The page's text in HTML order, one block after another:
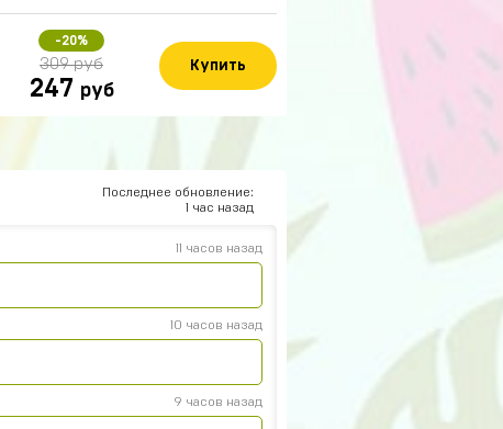
-20%
309 руб
247 руб
Купить
Последнее обновление:
1 час назад
14 часов назад
13 часов назад
12 часов назад
11 часов назад
10 часов назад
9 часов назад